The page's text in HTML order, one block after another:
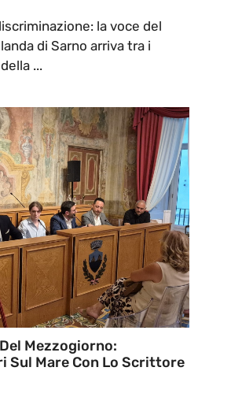
la voce del
di Sarno arriva tra i
...
Mezzogiorno:
Sul Mare Con Lo Scrittore